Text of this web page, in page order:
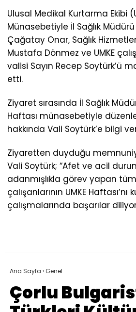
Ulusal Medikal Kurtarma Ekibi
Münasebetiyle İl Sağlık Müdürü
Çağatay Onar, Sağlık
Mustafa Dönmez ve UMKE
valisi Sayın Recep Soytürk’ü
etti.
Ziyaret sırasında İl Sağlık
Haftası münasebetiyle
hakkında Vali Soytürk’e bilgi
Ziyaretten duyduğu
Vali Soytürk; “Afet ve acil
adanmışlıkla görev yapan tüm
çalışanlarının UMKE Haftası’nı
çalışmalarında başarılar
Ana Sayfa ›Genel
Çorlu